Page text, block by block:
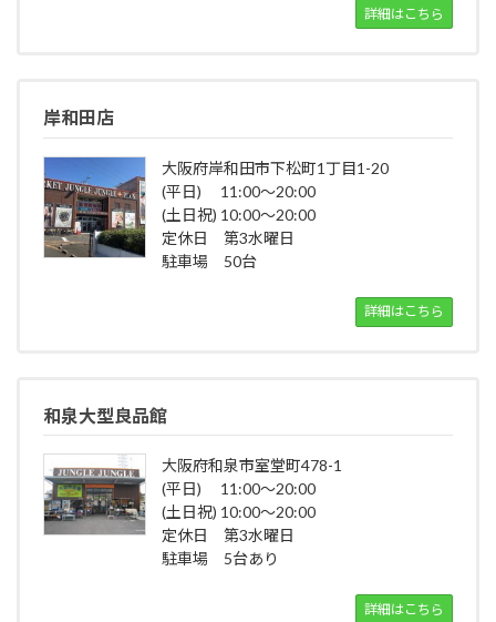
詳細はこちら
岸和田店
大阪府岸和田市下松町1丁目1-20
(平日) 11:00～20:00
(土日祝) 10:00～20:00
定休日 第3水曜日
駐車場 50台
詳細はこちら
和泉大型良品館
大阪府和泉市室堂町478-1
(平日) 11:00～20:00
(土日祝) 10:00～20:00
定休日 第3水曜日
駐車場 5台あり
詳細はこちら